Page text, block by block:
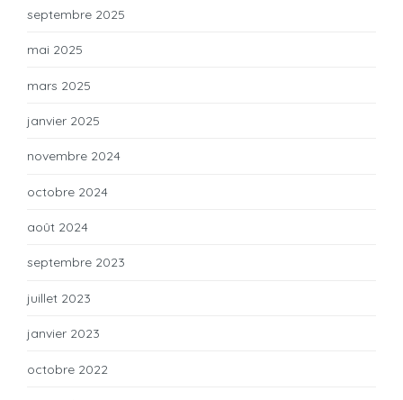
septembre 2025
mai 2025
mars 2025
janvier 2025
novembre 2024
octobre 2024
août 2024
septembre 2023
juillet 2023
janvier 2023
octobre 2022